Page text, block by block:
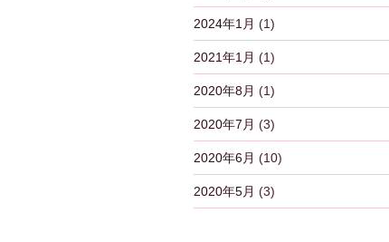
ン
2024年1月 (1)
2021年1月 (1)
2020年8月 (1)
2020年7月 (3)
2020年6月 (10)
2020年5月 (3)